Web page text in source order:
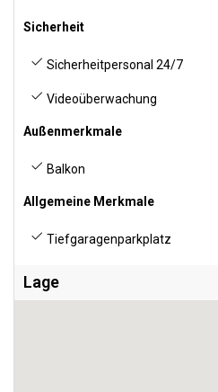
Sicherheit
Sicherheitpersonal 24/7
Videoüberwachung
Außenmerkmale
Balkon
Allgemeine Merkmale
Tiefgaragenparkplatz
Lage